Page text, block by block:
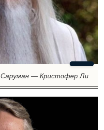
Саруман — Кристофер Ли